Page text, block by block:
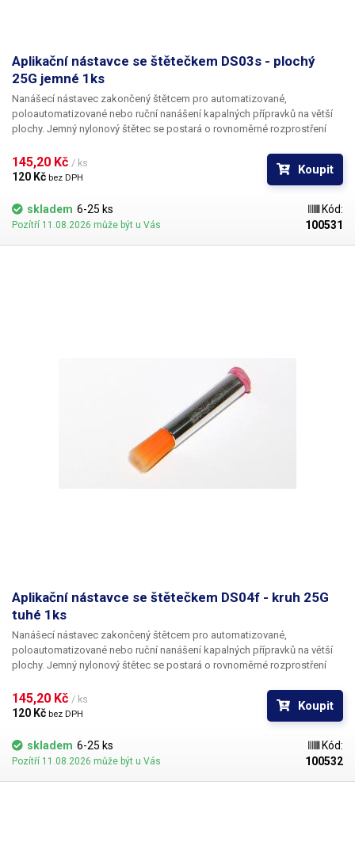
Aplikační nástavce se štětečkem DS03s - plochý
25G jemné 1ks
Nanášecí nástavec zakončený štětcem pro automatizované,
poloautomatizované nebo ruční nanášení kapalných přípravků na větší
plochy. Jemný nylonový štětec se postará o rovnoměrné rozprostření
Nabízíme nástavce se dvěma tuhostmi štětce; pro hrubší povrchy a
hustší kapaliny je vhodnější štětec s tužšími a silnějšími vlákny; proto
jsou všechny dispenzní nástavce vyrobeny ve dvou provedeních
145,20 Kč / ks
120 Kč bez DPH
Koupit
skladem 6-25 ks
Pozítří 11.08.2026 může být u Vás
Kód:
100531
Aplikační nástavce se štětečkem DS04f - kruh 25G
tuhé 1ks
Nanášecí nástavec zakončený štětcem pro automatizované,
poloautomatizované nebo ruční nanášení kapalných přípravků na větší
plochy. Jemný nylonový štětec se postará o rovnoměrné rozprostření
Nabízíme nástavce se dvěma tuhostmi štětce; pro hrubší povrchy a
hustší kapaliny je vhodnější štětec s tužšími a silnějšími vlákny; proto
jsou všechny dispenzní nástavce vyrobeny ve dvou provedeních
145,20 Kč / ks
120 Kč bez DPH
Koupit
skladem 6-25 ks
Pozítří 11.08.2026 může být u Vás
Kód:
100532